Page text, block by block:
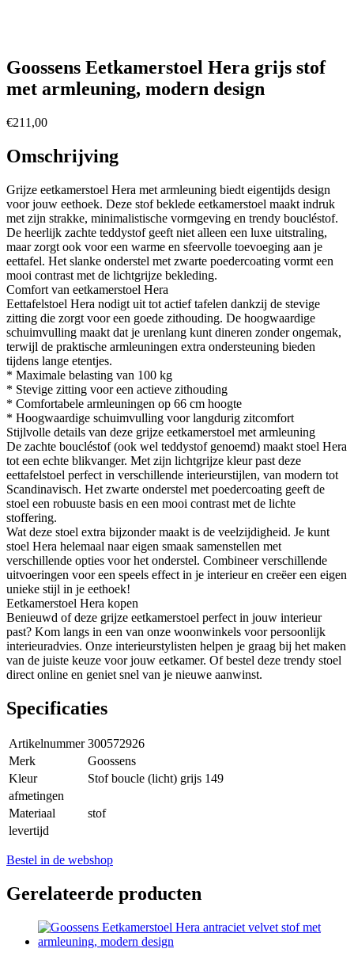
Goossens Eetkamerstoel Hera grijs stof
met armleuning, modern design
€211,00
Omschrijving
Grijze eetkamerstoel Hera met armleuning biedt eigentijds design
voor jouw eethoek. Deze stof beklede eetkamerstoel maakt indruk
met zijn strakke, minimalistische vormgeving en trendy boucléstof.
De heerlijk zachte teddystof geeft niet alleen een luxe uitstraling,
maar zorgt ook voor een warme en sfeervolle toevoeging aan je
eettafel. Het slanke onderstel met zwarte poedercoating vormt een
mooi contrast met de lichtgrijze bekleding.
Comfort van eetkamerstoel Hera
Eettafelstoel Hera nodigt uit tot actief tafelen dankzij de stevige
zitting die zorgt voor een goede zithouding. De hoogwaardige
schuimvulling maakt dat je urenlang kunt dineren zonder ongemak,
terwijl de praktische armleuningen extra ondersteuning bieden
tijdens lange etentjes.
* Maximale belasting van 100 kg
* Stevige zitting voor een actieve zithouding
* Comfortabele armleuningen op 66 cm hoogte
* Hoogwaardige schuimvulling voor langdurig zitcomfort
Stijlvolle details van deze grijze eetkamerstoel met armleuning
De zachte boucléstof (ook wel teddystof genoemd) maakt stoel Hera
tot een echte blikvanger. Met zijn lichtgrijze kleur past deze
eettafelstoel perfect in verschillende interieurstijlen, van modern tot
Scandinavisch. Het zwarte onderstel met poedercoating geeft de
stoel een robuuste basis en een mooi contrast met de lichte
stoffering.
Wat deze stoel extra bijzonder maakt is de veelzijdigheid. Je kunt
stoel Hera helemaal naar eigen smaak samenstellen met
verschillende opties voor het onderstel. Combineer verschillende
uitvoeringen voor een speels effect in je interieur en creëer een eigen
unieke stijl in je eethoek!
Eetkamerstoel Hera kopen
Benieuwd of deze grijze eetkamerstoel perfect in jouw interieur
past? Kom langs in een van onze woonwinkels voor persoonlijk
interieuradvies. Onze interieurstylisten helpen je graag bij het maken
van de juiste keuze voor jouw eetkamer. Of bestel deze trendy stoel
direct online en geniet snel van je nieuwe aanwinst.
Specificaties
Artikelnummer 300572926
Merk
Goossens
Kleur
Stof boucle (licht) grijs 149
afmetingen
Materiaal
stof
levertijd
Bestel in de webshop
Gerelateerde producten